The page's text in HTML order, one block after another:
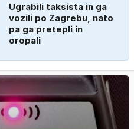
Ugrabili taksista in ga
vozili po Zagrebu, nato
pa ga pretepli in
oropali